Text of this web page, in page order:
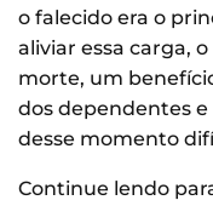
o falecido era o
aliviar essa carga,
morte, um
dos dependentes
desse momento
Continue lendo